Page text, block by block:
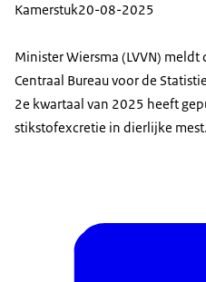
Kamerstuk20-08-2025
Minister Wiersma (LVVN) meldt
Centraal Bureau voor de
2e kwartaal van 2025 heeft
stikstofexcretie in dierlijke mest.